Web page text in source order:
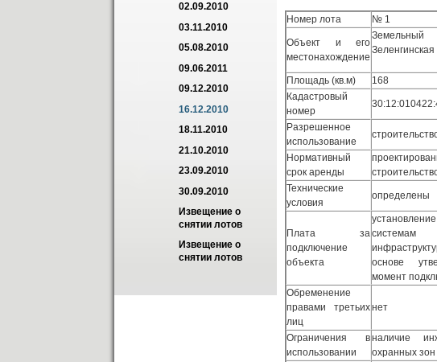
02.09.2010
03.11.2010
05.08.2010
09.06.2011
09.12.2010
16.12.2010
18.11.2010
21.10.2010
23.09.2010
30.09.2010
Извещение о
снятии лотов
Извещение о
снятии лотов
Номер лота № 1
Объект и его
местонахождение
Площадь (кв.м) 168
Кадастровый
номер
Разрешенное
использование
Нормативный
срок аренды
Технические
условия
определены
Плата за
подключение
объекта
основе
момент
Обременение
правами третьих
лиц
нет
Ограничения в
использовании
наличие
охранных зон